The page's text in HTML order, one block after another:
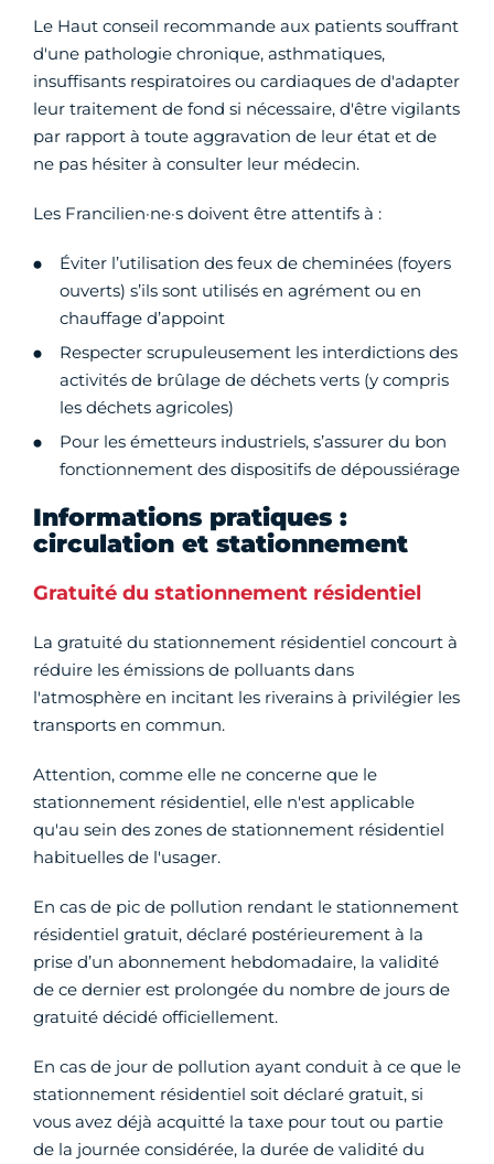
Le Haut conseil recommande aux patients souffrant
d'une pathologie chronique, asthmatiques,
insuffisants respiratoires ou cardiaques de d'adapter
leur traitement de fond si nécessaire, d'être vigilants
par rapport à toute aggravation de leur état et de
ne pas hésiter à consulter leur médecin.
Les Francilien·ne·s doivent être attentifs à :
Éviter l’utilisation des feux de cheminées (foyers
ouverts) s’ils sont utilisés en agrément ou en
chauffage d’appoint
Respecter scrupuleusement les interdictions des
activités de brûlage de déchets verts (y compris
les déchets agricoles)
Pour les émetteurs industriels, s’assurer du bon
fonctionnement des dispositifs de dépoussiérage
Informations pratiques :
circulation et stationnement
Gratuité du stationnement résidentiel
La gratuité du stationnement résidentiel concourt à
réduire les émissions de polluants dans
l'atmosphère en incitant les riverains à privilégier les
transports en commun.
Attention, comme elle ne concerne que le
stationnement résidentiel, elle n'est applicable
qu'au sein des zones de stationnement résidentiel
habituelles de l'usager.
En cas de pic de pollution rendant le stationnement
résidentiel gratuit, déclaré postérieurement à la
prise d’un abonnement hebdomadaire, la validité
de ce dernier est prolongée du nombre de jours de
gratuité décidé officiellement.
En cas de jour de pollution ayant conduit à ce que le
stationnement résidentiel soit déclaré gratuit, si
vous avez déjà acquitté la taxe pour tout ou partie
de la journée considérée, la durée de validité du